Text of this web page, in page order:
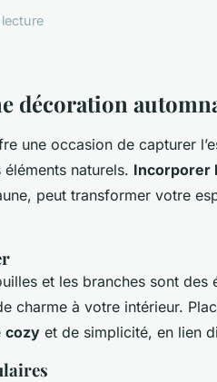
décoration
une occasion de capturer
naturels. Incorporer
peut transformer votre
et les branches sont des
charme à votre intérieur.
cozy et de simplicité, en lien